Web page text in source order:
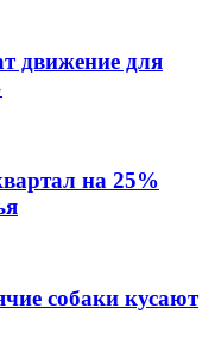
движение для
на 25%
собаки кусают